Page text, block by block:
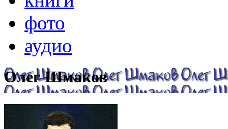
фото
аудио
Олег Шмаков